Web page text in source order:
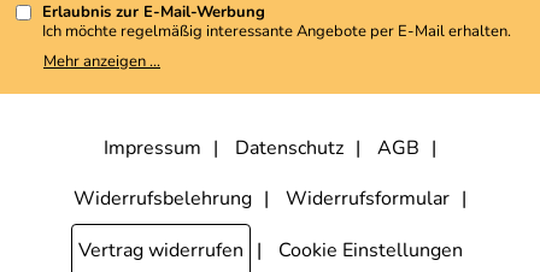
Erlaubnis zur E-Mail-Werbung
Ich möchte regelmäßig interessante Angebote per E-Mail erhalten.
Meine E-Mail-Adresse wird nicht an andere Unternehmen
weitergegeben. Zu statistischen Zwecken wird in anonymer Form
kann ich jederzeit mit Wirkung für die Zukunft widerrufen, indem ich
den Link "Abmelden" am Ende des Newsletters anklicke. Die
Mehr anzeigen ...
Impressum Datenschutz
AGB
Widerrufsbelehrung
Widerrufsformular
Vertrag widerrufen
Cookie Einstellungen